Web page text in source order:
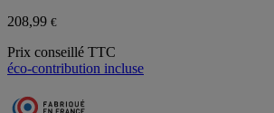
208,99 €
Prix conseillé TTC
éco-contribution incluse